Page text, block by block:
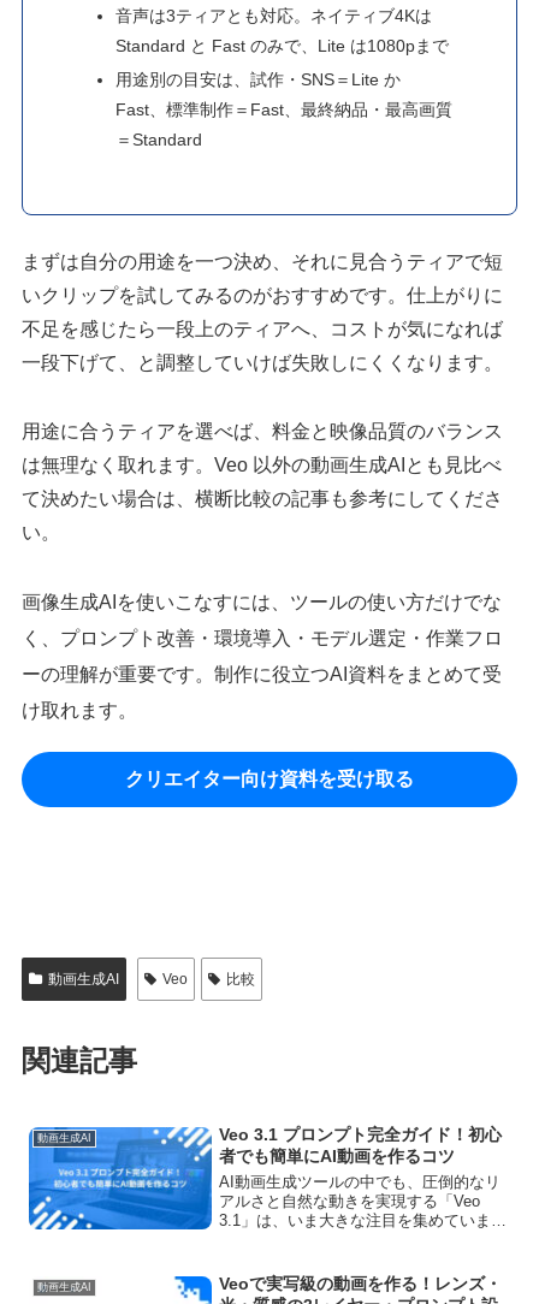
音声は3ティアとも対応。ネイティブ4Kは
Standard と Fast のみで、Lite は1080pまで
用途別の目安は、試作・SNS＝Lite か
Fast、標準制作＝Fast、最終納品・最高画質
＝Standard
まずは自分の用途を一つ決め、それに見合うティアで短
いクリップを試してみるのがおすすめです。仕上がりに
不足を感じたら一段上のティアへ、コストが気になれば
一段下げて、と調整していけば失敗しにくくなります。
用途に合うティアを選べば、料金と映像品質のバランス
は無理なく取れます。Veo 以外の動画生成AIとも見比べ
て決めたい場合は、横断比較の記事も参考にしてくださ
い。
画像生成AIを使いこなすには、ツールの使い方だけでな
く、プロンプト改善・環境導入・モデル選定・作業フロ
ーの理解が重要です。制作に役立つAI資料をまとめて受
け取れます。
クリエイター向け資料を受け取る
動画生成AI Veo 比較
関連記事
動画生成AI
Veo 3.1 プロンプト完全ガイド！初心
者でも簡単にAI動画を作るコツ
AI動画生成ツールの中でも、圧倒的なリ
アルさと自然な動きを実現する「Veo
3.1」は、いま大きな注目を集めていま
ない」と感じている方も多いのではない
でしょうか。この記...
動画生成AI
Veoで実写級の動画を作る！レンズ・